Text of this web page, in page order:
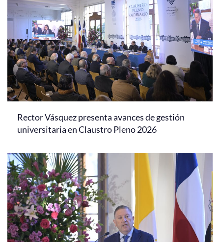
Rector Vásquez presenta avances de gestión
universitaria en Claustro Pleno 2026